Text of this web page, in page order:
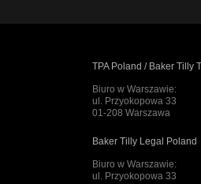
TPA Poland / Baker Tilly
Biuro w Warszawie:
ul. Przyokopowa 33
01-208 Warszawa
Baker Tilly Legal Poland
Biuro w Warszawie:
ul. Przyokopowa 33